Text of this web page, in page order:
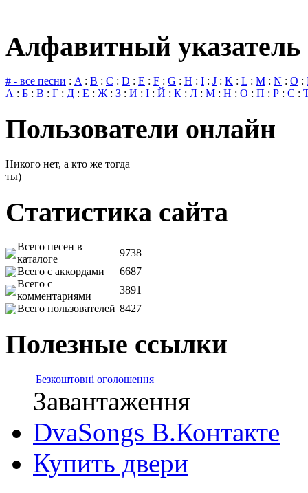
Алфавитный указатель
# - все песни : A: B : C : D : E : F : G : H : I : J : K : L : M : N : O :
А : Б : В : Г : Д : Е : Ж: З : И : І : Й : К : Л : М : Н : О : П : Р : С :
Пользователи онлайн
Никого нет, а кто же тогда
ты)
Статистика сайта
Всего песен в
каталоге
9738
Всего с аккордами
6687
Всего с
комментариями
3891
Всего пользователей 8427
Полезные ссылки
Безкоштовні оголошення
Завантаження
DvaSongs В.Контакте
Купить двери